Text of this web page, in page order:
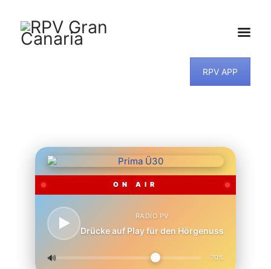
RPV APP
ON AIR
RADIO PV
Drücke auf Play für den Hörgenuss
🔊 70%
MUSIKWUNSCH